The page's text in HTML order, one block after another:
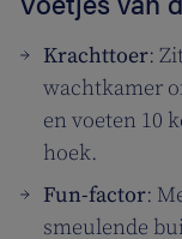
Krachttoer:
wachtkamer
en voeten 10
hoek.
Fun-factor:
smeulende